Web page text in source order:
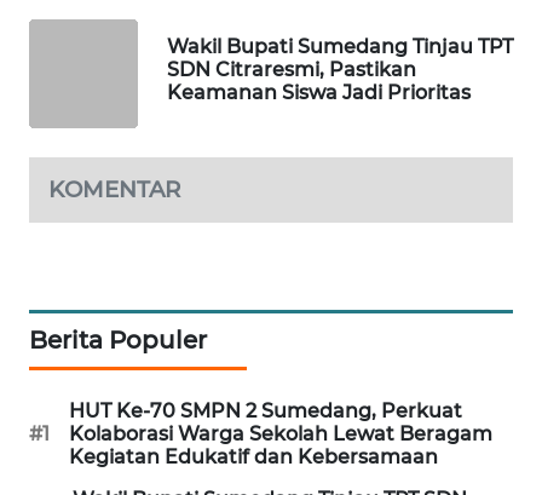
Wakil Bupati Sumedang Tinjau TPT
SDN Citraresmi, Pastikan
Keamanan Siswa Jadi Prioritas
KOMENTAR
Berita Populer
#1
HUT Ke-70 SMPN 2 Sumedang, Perkuat
Kolaborasi Warga Sekolah Lewat Beragam
Kegiatan Edukatif dan Kebersamaan
NEWS
JURNAL
MARITIM
HUMBANG
NEWS